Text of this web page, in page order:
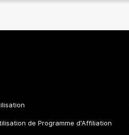
de Programme d'Affiliation